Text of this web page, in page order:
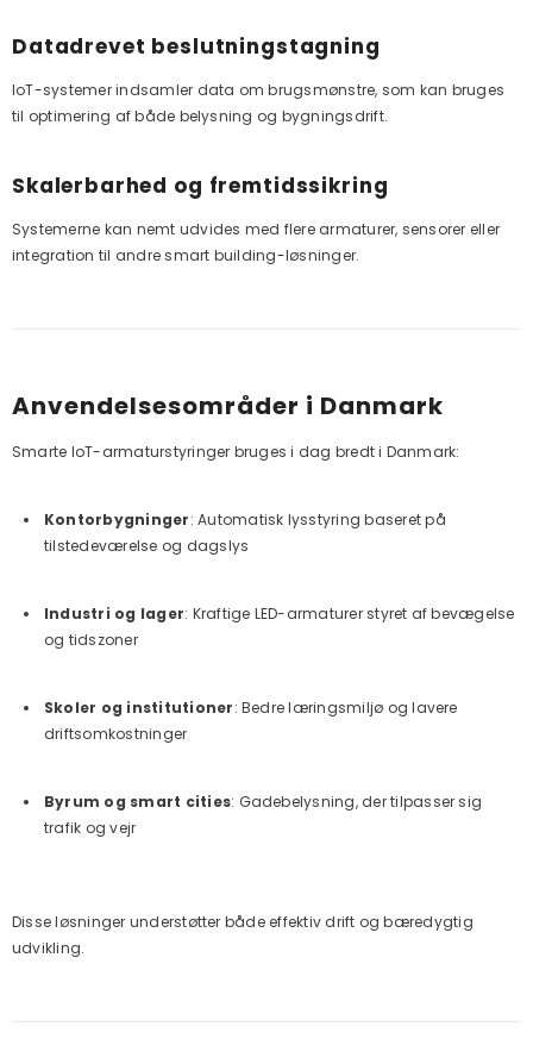
Datadrevet beslutningstagning
IoT-systemer indsamler data om brugsmønstre, som kan bruges
til optimering af både belysning og bygningsdrift.
Skalerbarhed og fremtidssikring
Systemerne kan nemt udvides med flere armaturer, sensorer eller
integration til andre smart building-løsninger.
Anvendelsesområder i Danmark
Smarte IoT-armaturstyringer bruges i dag bredt i Danmark:
Kontorbygninger: Automatisk lysstyring baseret på
tilstedeværelse og dagslys
Industri og lager: Kraftige LED-armaturer styret af bevægelse
og tidszoner
Skoler og institutioner: Bedre læringsmiljø og lavere
driftsomkostninger
Byrum og smart cities: Gadebelysning, der tilpasser sig
trafik og vejr
Disse løsninger understøtter både effektiv drift og bæredygtig
udvikling.